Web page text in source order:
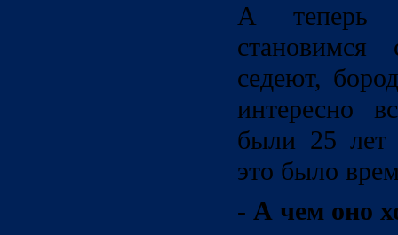
А теперь
седеют,
интересно
были 25 лет
это было
- А чем оно